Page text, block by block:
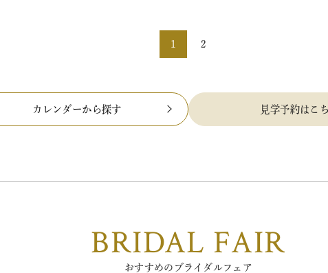
1 2
カレンダーから探す 見学予約はこ
BRIDAL FAIR
おすすめのブライダルフェア